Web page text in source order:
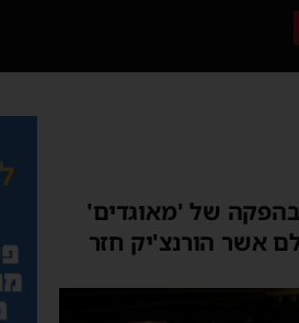
בהפקה של 'מאוגדים'
אשר הורנצ'יק חזר